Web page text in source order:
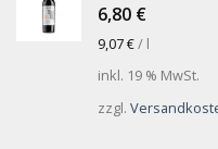
6,80 €
9,07€/ l
inkl. 19 % MwSt.
zzgl.